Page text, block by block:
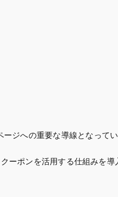
ジへの重要な導線となってい
ーポンを活用する仕組みを